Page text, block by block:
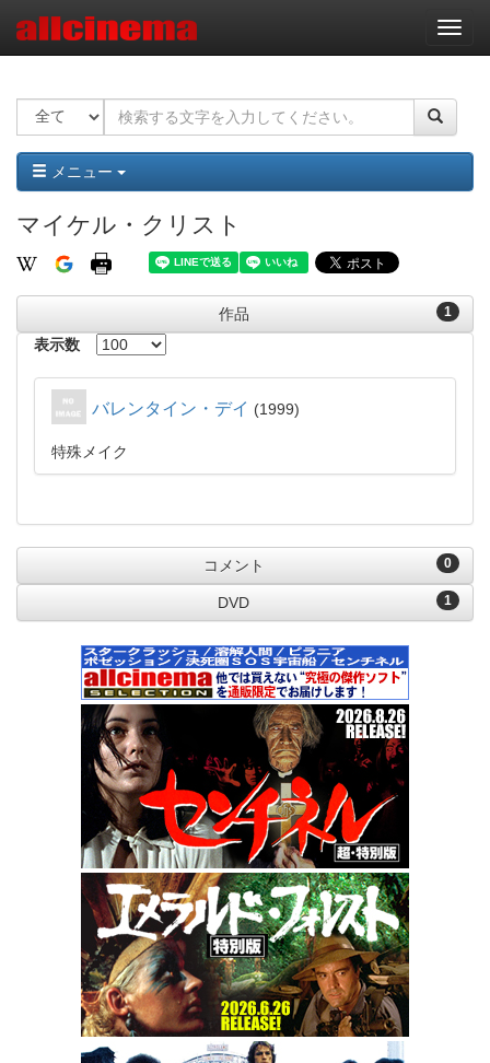
ナ
ビ
ー
ョ
ン
メニュー
マイケル・クリスト
1
作品
表示数
バレンタイン・デイ 1999
特殊メイク
0
コメント
1
DVD